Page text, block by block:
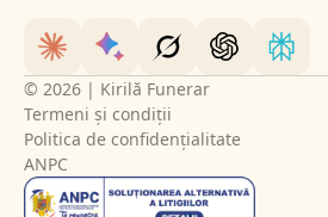
© 2026 | Kirilă Funerar
Termeni și condiții
Politica de confidențialitate
ANPC